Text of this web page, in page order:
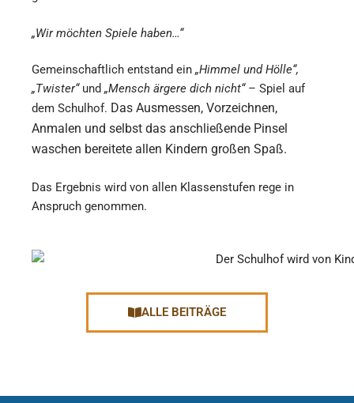
„Wir möchten Spiele haben…“
Gemeinschaftlich entstand ein „Himmel und Hölle“,
„Twister“und „Mensch ärgere dich nicht“– Spiel auf
dem Schulhof. Das Ausmessen, Vorzeichnen,
Anmalen und selbst das anschließende Pinsel
waschen bereitete allen Kindern großen Spaß.
Das Ergebnis wird von allen Klassenstufen rege in
Anspruch genommen.
ALLE BEITRÄGE